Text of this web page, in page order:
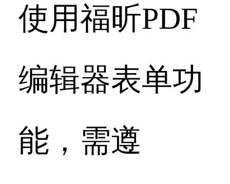
使用福昕PDF
编辑器表单功
能，需遵